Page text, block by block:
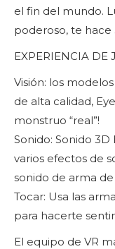
el fin del mundo.
poderoso, te
EXPERIENCIA DE
Visión: los
de alta calidad,
monstruo “real”!
Sonido: Sonido
varios efectos de
sonido de arma
Tocar: Usa las
para hacerte
El equipo de VR